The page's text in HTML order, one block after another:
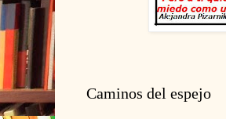
Caminos del espejo